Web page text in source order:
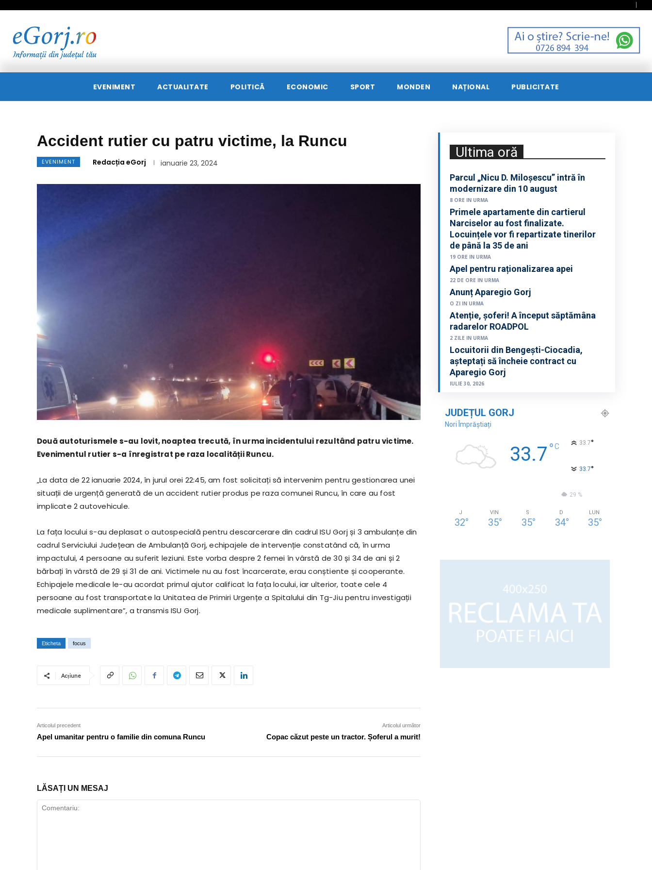
EVENIMENT ACTUALITATE POLITICĂ ECONOMIC SPORT MONDEN NAȚIONAL PUBLICITATE
Accident rutier cu patru victime, la Runcu
EVENIMENT Redacția eGorj ianuarie 23, 2024
Două autoturismele s-au lovit, noaptea trecută, în urma incidentului rezultând patru victime.
Evenimentul rutier s-a înregistrat pe raza localității Runcu.
„La data de 22 ianuarie 2024, în jurul orei 22:45, am fost solicitați să intervenim pentru gestionarea unei
situații de urgență generată de un accident rutier produs pe raza comunei Runcu, în care au fost
implicate 2 autovehicule.
La fața locului s-au deplasat o autospecială pentru descarcerare din cadrul ISU Gorj și 3 ambulanțe din
cadrul Serviciului Județean de Ambulanță Gorj, echipajele de intervenție constatând că, în urma
impactului, 4 persoane au suferit leziuni. Este vorba despre 2 femei în vârstă de 30 și 34 de ani și 2
bărbați în vârstă de 29 și 31 de ani. Victimele nu au fost încarcerate, erau conștiente și cooperante.
Echipajele medicale le-au acordat primul ajutor calificat la fața locului, iar ulterior, toate cele 4
persoane au fost transportate la Unitatea de Primiri Urgențe a Spitalului din Tg-Jiu pentru investigații
medicale suplimentare”, a transmis ISU Gorj.
Eticheta focus
Acțiune
Articolul precedent
Apel umanitar pentru o familie din comuna Runcu
Articolul următor
Copac căzut peste un tractor. Șoferul a murit!
LĂSAȚI UN MESAJ
Ultima oră
Parcul „Nicu D. Miloșescu” intră în
modernizare din 10 august
8 ORE IN URMA
Primele apartamente din cartierul
Narciselor au fost finalizate.
Locuințele vor fi repartizate tinerilor
de până la 35 de ani
19 ORE IN URMA
Apel pentru raționalizarea apei
22 DE ORE IN URMA
Anunț Aparegio Gorj
O ZI IN URMA
Atenție, șoferi! A început săptămâna
radarelor ROADPOL
2 ZILE IN URMA
Locuitorii din Bengești-Ciocadia,
așteptați să încheie contract cu
Aparegio Gorj
IULIE 30, 2026
JUDEȚUL GORJ
Nori Împrăștiați
33.7°C 33.7°
33.7°
29 %
J
32°
VIN
35°
S
35°
D
34°
LUN
35°